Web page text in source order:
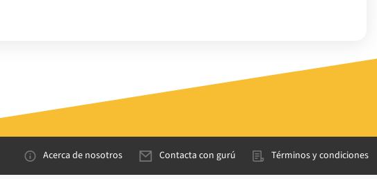
Acerca de nosotros Contacta con gurú Términos y condiciones